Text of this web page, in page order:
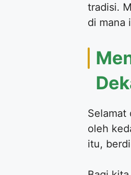
tradisi.
di mana
Selamat
oleh
itu,